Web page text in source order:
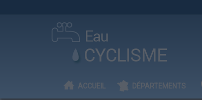
ACCUEIL DÉPARTEMENTS